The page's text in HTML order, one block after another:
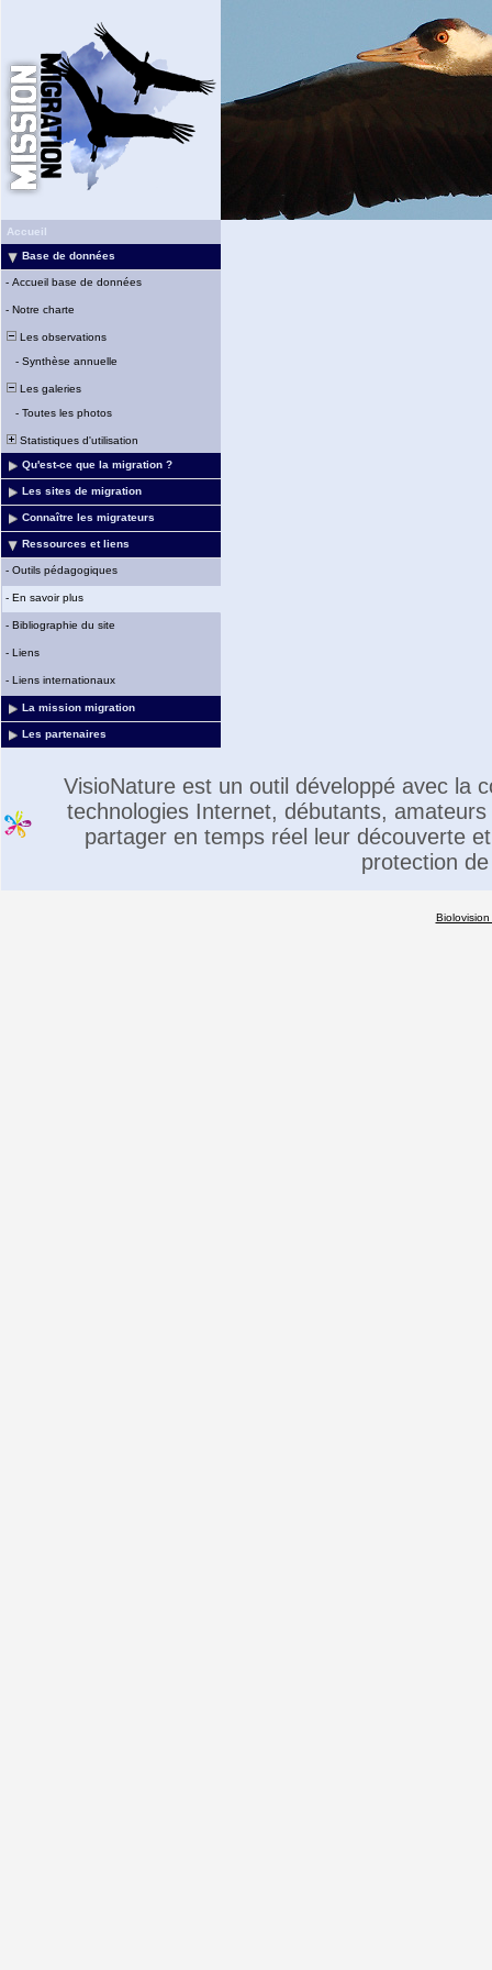
Accueil
Base de données
- Accueil base de données
- Notre charte
Les observations
- Synthèse annuelle
Les galeries
- Toutes les photos
Statistiques d'utilisation
Qu'est-ce que la migration ?
Les sites de migration
Connaître les migrateurs
Ressources et liens
- Outils pédagogiques
- En savoir plus
- Bibliographie du site
- Liens
- Liens internationaux
La mission migration
Les partenaires
VisioNature est un outil développé avec la
technologies Internet, débutants,
partager en temps réel leur découverte
protection
Biolovision